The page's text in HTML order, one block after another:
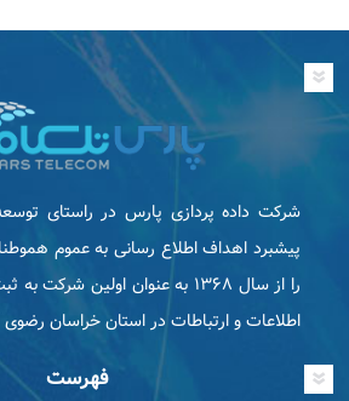
پیشبرد اهداف اطلاع رسانی به عموم
را از سال ۱۳۶۸ به عنوان اولین
اطلاعات و ارتباطات در استان خراسان
فهرست